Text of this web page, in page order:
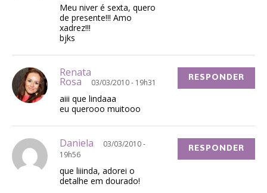
Meu niver é sexta, quero
de presente!!! Amo
xadrez!!!
bjks
Renata
Rosa 03/03/2010 - 19h31
aiii que lindaaa
eu querooo muitooo
RESPONDER
Daniela
03/03/2010 -
19h56
que liiinda, adorei o
detalhe em dourado!
RESPONDER